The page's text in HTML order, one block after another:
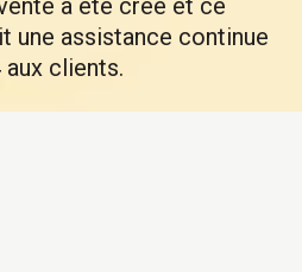
a été créé et ce
une assistance continue
aux clients.